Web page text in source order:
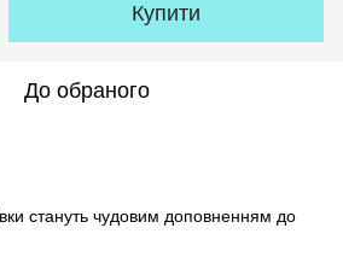
Купити
До обраного
стануть чудовим доповненням до